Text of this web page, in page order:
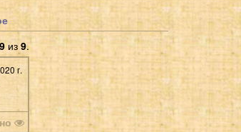
из 9.
г.